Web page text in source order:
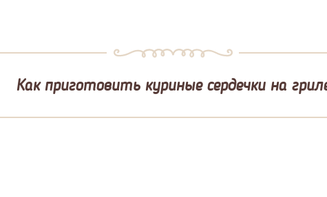
Как приготовить куриные сердечки на